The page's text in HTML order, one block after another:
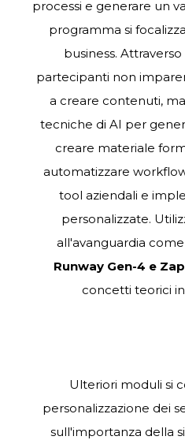
processi e generare un
programma si
business.
partecipanti non
a creare contenuti,
tecniche di AI per
creare materiale
automatizzare
tool aziendali e
personalizzate.
all'avanguardia come
Runway Gen-4 e
concetti teorici
Ulteriori moduli si
personalizzazione dei
sull'importanza della